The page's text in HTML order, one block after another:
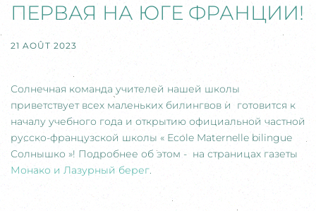
ПЕРВАЯ НА ЮГЕ ФРАНЦИИ!
21 AOÛT 2023
Солнечная команда учителей нашей школы
приветствует всех маленьких билингвов и готовится к
началу учебного года и открытию официальной частной
русско-французской школы « Ecole Maternelle bilingue
Солнышко »! Подробнее об этом - на страницах газеты
Монако и Лазурный берег.